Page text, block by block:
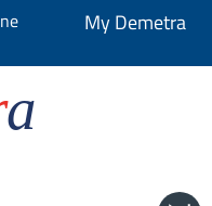
My Demetra
a